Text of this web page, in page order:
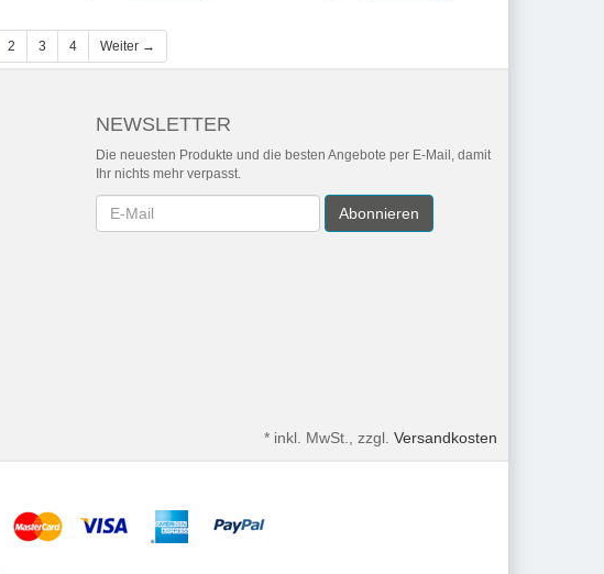
2 3 4 Weiter →
NEWSLETTER
Die neuesten Produkte und die besten Angebote per E-Mail, damit
Ihr nichts mehr verpasst.
Newsletter Abonnieren
* inkl. MwSt., zzgl. Versandkosten